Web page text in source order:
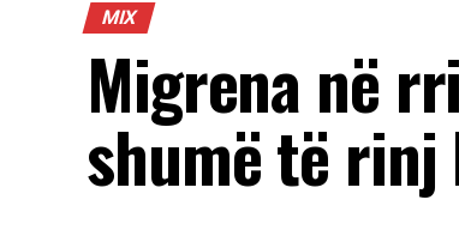
MIX
Migrena në
shumë të rinj